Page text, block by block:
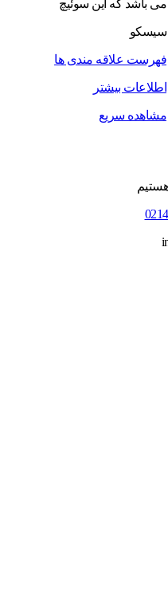
می باشد که این سوئیچ
سیسکو
فهرست علاقه مندی ها
اطلاعات بیشتر
مشاهده سریع